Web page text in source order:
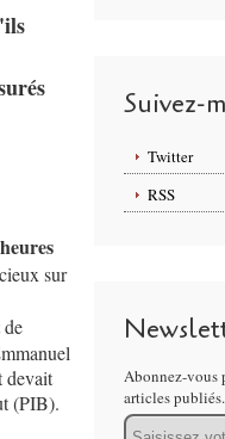
sur
devait
(PIB).
Suivez-
Twitter
RSS
Abonnez-vous
articles publiés.
Email